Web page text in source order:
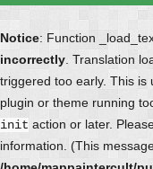
Notice: Function
incorrectly . Translation
triggered too early. This is
plugin or theme running
init action or later.
information. (This